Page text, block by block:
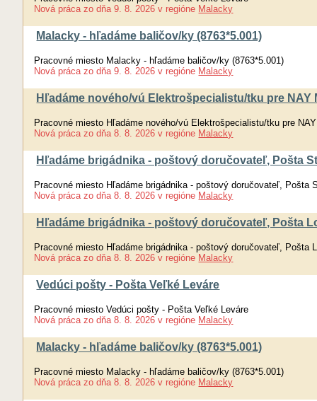
Nová práca zo dňa 9. 8. 2026 v regióne Malacky
Malacky - hľadáme baličov/ky (8763*5.001)
Pracovné miesto Malacky - hľadáme baličov/ky (8763*5.001)
Nová práca zo dňa 9. 8. 2026 v regióne Malacky
Hľadáme nového/vú Elektrošpecialistu/tku pre NAY
Pracovné miesto Hľadáme nového/vú Elektrošpecialistu/tku pre
Nová práca zo dňa 8. 8. 2026 v regióne Malacky
Hľadáme brigádnika - poštový doručovateľ, Pošta
Pracovné miesto Hľadáme brigádnika - poštový doručovateľ, Pošta
Nová práca zo dňa 8. 8. 2026 v regióne Malacky
Hľadáme brigádnika - poštový doručovateľ, Pošta
Pracovné miesto Hľadáme brigádnika - poštový doručovateľ, Pošta
Nová práca zo dňa 8. 8. 2026 v regióne Malacky
Vedúci pošty - Pošta Veľké Leváre
Pracovné miesto Vedúci pošty - Pošta Veľké Leváre
Nová práca zo dňa 8. 8. 2026 v regióne Malacky
Malacky - hľadáme baličov/ky (8763*5.001)
Pracovné miesto Malacky - hľadáme baličov/ky (8763*5.001)
Nová práca zo dňa 8. 8. 2026 v regióne Malacky